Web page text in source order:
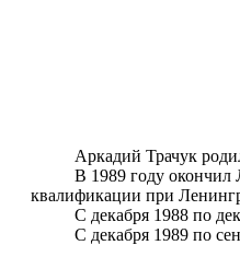
Аркадий Трачук
В 1989 году окончил
квалификации при
С декабря 1988 по
С декабря 1989 по